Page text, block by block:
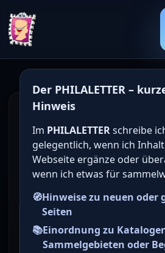
Der PHILALETTER –
Hinweis
Im PHILALETTERschreibe
gelegentlich, wenn ich
Webseite ergänze oder
wenn ich etwas für
🧭Hinweise zu neuen oder
Seiten
📚Einordnung zu
Sammelgebieten oder
Den
deutschen
online
ermitteln
Briefmarke zu
90. Geburtstag von